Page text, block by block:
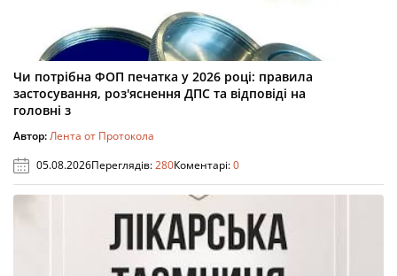
Чи потрібна ФОП печатка у 2026 році: правила
застосування, роз'яснення ДПС та відповіді на
головні з
Автор:Лента от Протокола
05.08.2026Переглядів:280Коментарі:0